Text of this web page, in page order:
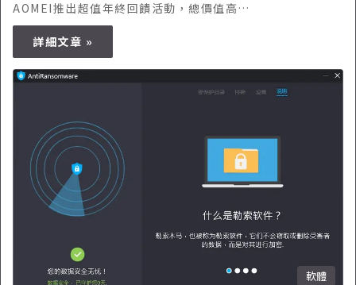
AOMEI推出超值年終回饋活動，總價值高…
詳細文章 »
軟體